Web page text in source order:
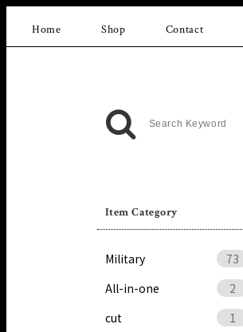
Home Shop Contact
Item Category
Military
73
All-in-one
2
cut
1